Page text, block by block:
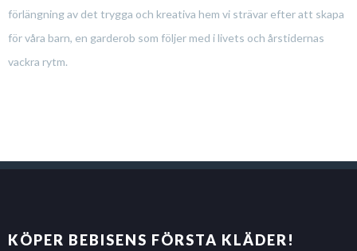
förlängning av det trygga och kreativa hem vi strävar efter att skapa
för våra barn, en garderob som följer med i livets och årstidernas
vackra rytm.
KÖPER BEBISENS FÖRSTA KLÄDER!